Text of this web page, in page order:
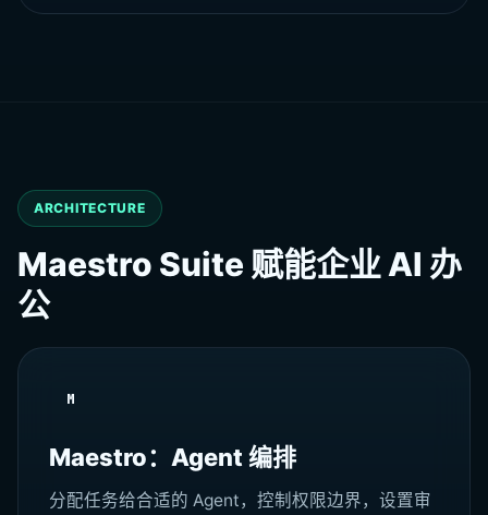
ARCHITECTURE
Maestro Suite 赋能企业 AI 办
公
M
Maestro：Agent 编排
分配任务给合适的 Agent，控制权限边界，设置审